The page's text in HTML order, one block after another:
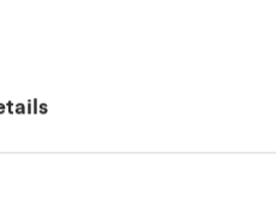
uns für eventuelle